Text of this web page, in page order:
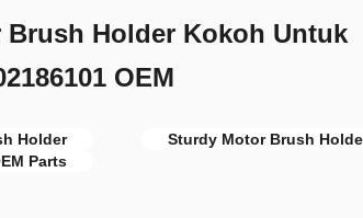
Brush Holder Kokoh Untuk
OEM
Holder
Sturdy Motor Brush
Parts